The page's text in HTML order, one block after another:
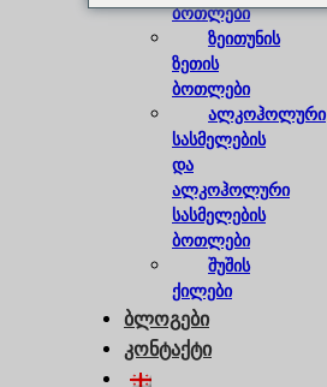
ბოთლები
ზეითუნის
ზეთის
ბოთლები
ალკოჰოლური
სასმელების
და
ალკოჰოლური
სასმელების
ბოთლები
შუშის
ქილები
ბლოგები
კონტაქტი